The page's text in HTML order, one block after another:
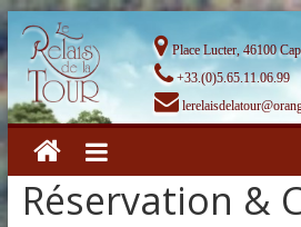
Place Lucter, 46100
+33.(0)5.65.11.06.99
Réservation &